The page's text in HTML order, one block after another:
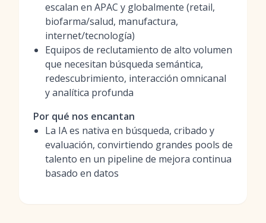
escalan en APAC y globalmente (retail,
biofarma/salud, manufactura,
internet/tecnología)
Equipos de reclutamiento de alto volumen
que necesitan búsqueda semántica,
redescubrimiento, interacción omnicanal
y analítica profunda
Por qué nos encantan
La IA es nativa en búsqueda, cribado y
evaluación, convirtiendo grandes pools de
talento en un pipeline de mejora continua
basado en datos